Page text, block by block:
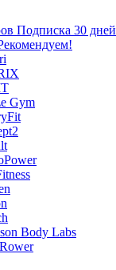
Подписка 30 дней
Gym
Body Labs